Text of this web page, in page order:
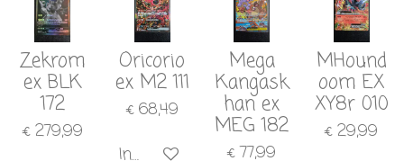
Zekrom
ex BLK
172
€ 279,99
Oricorio
ex M2 111
€ 68,49
In winkelwagen
Mega
Kangask
han ex
MEG 182
€ 77,99
MHound
oom EX
XY8r 010
€ 29,99